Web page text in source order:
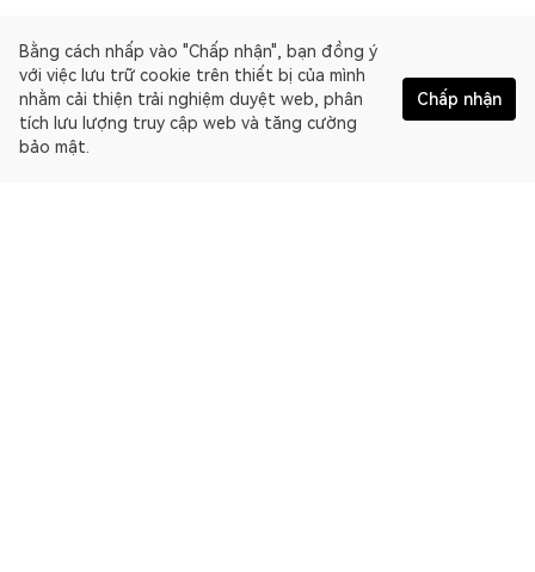
Bằng cách nhấp vào "Chấp nhận", bạn đồng ý
với việc lưu trữ cookie trên thiết bị của mình
nhằm cải thiện trải nghiệm duyệt web, phân
tích lưu lượng truy cập web và tăng cường
bảo mật.
Chấp nhận